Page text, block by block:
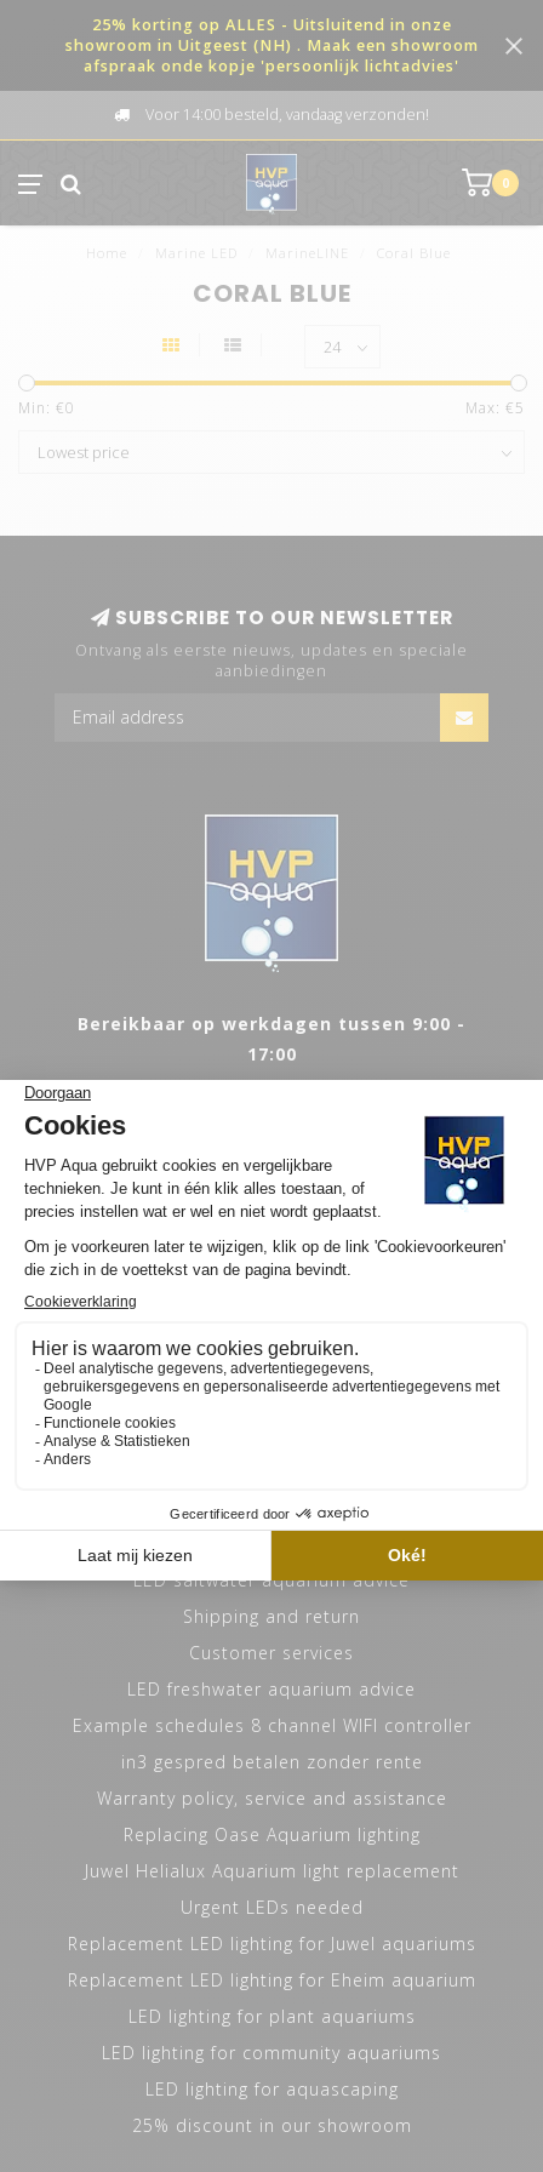
25% korting op ALLES - Uitsluitend in onze
showroom in Uitgeest (NH) . Maak een showroom
afspraak onde kopje 'persoonlijk lichtadvies'
Voor 14:00 besteld, vandaag verzonden!
0
Home Marine LED MarineLINE Coral Blue
CORAL BLUE
Min: €0 Max: €5
SUBSCRIBE TO OUR NEWSLETTER
Ontvang als eerste nieuws, updates en speciale
aanbiedingen
Bereikbaar op werkdagen tussen 9:00 -
17:00
Uitgeest, Nederland KvK: 77731735
info@hvpaqua.nl
PRODUCTINFORMATIE
General terms and conditions
LED saltwater aquarium advice
Shipping and return
Customer services
LED freshwater aquarium advice
Example schedules 8 channel WIFI controller
in3 gespred betalen zonder rente
Warranty policy, service and assistance
Replacing Oase Aquarium lighting
Juwel Helialux Aquarium light replacement
Urgent LEDs needed
Replacement LED lighting for Juwel aquariums
Replacement LED lighting for Eheim aquarium
LED lighting for plant aquariums
LED lighting for community aquariums
LED lighting for aquascaping
25% discount in our showroom